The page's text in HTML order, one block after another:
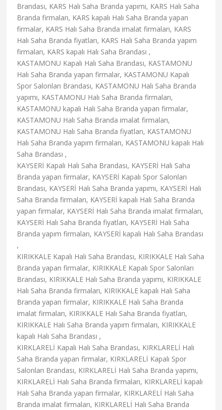
Brandası, KARS Halı Saha Branda yapımı, KARS Halı Saha
Branda firmaları, KARS kapalı Halı Saha Branda yapan
firmalar, KARS Halı Saha Branda imalat firmaları, KARS
Halı Saha Branda fiyatları, KARS Halı Saha Branda yapım
firmaları, KARS kapalı Halı Saha Brandası ,
KASTAMONU Kapalı Halı Saha Brandası, KASTAMONU
Halı Saha Branda yapan firmalar, KASTAMONU Kapalı
Spor Salonları Brandası, KASTAMONU Halı Saha Branda
yapımı, KASTAMONU Halı Saha Branda firmaları,
KASTAMONU kapalı Halı Saha Branda yapan firmalar,
KASTAMONU Halı Saha Branda imalat firmaları,
KASTAMONU Halı Saha Branda fiyatları, KASTAMONU
Halı Saha Branda yapım firmaları, KASTAMONU kapalı Halı
Saha Brandası ,
KAYSERİ Kapalı Halı Saha Brandası, KAYSERİ Halı Saha
Branda yapan firmalar, KAYSERİ Kapalı Spor Salonları
Brandası, KAYSERİ Halı Saha Branda yapımı, KAYSERİ Halı
Saha Branda firmaları, KAYSERİ kapalı Halı Saha Branda
yapan firmalar, KAYSERİ Halı Saha Branda imalat firmaları,
KAYSERİ Halı Saha Branda fiyatları, KAYSERİ Halı Saha
Branda yapım firmaları, KAYSERİ kapalı Halı Saha Brandası
,
KIRIKKALE Kapalı Halı Saha Brandası, KIRIKKALE Halı Saha
Branda yapan firmalar, KIRIKKALE Kapalı Spor Salonları
Brandası, KIRIKKALE Halı Saha Branda yapımı, KIRIKKALE
Halı Saha Branda firmaları, KIRIKKALE kapalı Halı Saha
Branda yapan firmalar, KIRIKKALE Halı Saha Branda
imalat firmaları, KIRIKKALE Halı Saha Branda fiyatları,
KIRIKKALE Halı Saha Branda yapım firmaları, KIRIKKALE
kapalı Halı Saha Brandası ,
KIRKLARELİ Kapalı Halı Saha Brandası, KIRKLARELİ Halı
Saha Branda yapan firmalar, KIRKLARELİ Kapalı Spor
Salonları Brandası, KIRKLARELİ Halı Saha Branda yapımı,
KIRKLARELİ Halı Saha Branda firmaları, KIRKLARELİ kapalı
Halı Saha Branda yapan firmalar, KIRKLARELİ Halı Saha
Branda imalat firmaları, KIRKLARELİ Halı Saha Branda